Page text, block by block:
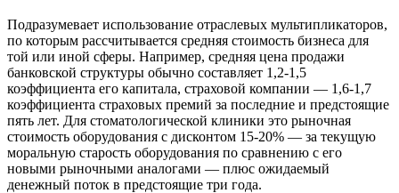
Подразумевает использование отраслевых мультипликаторов,
по которым рассчитывается средняя стоимость бизнеса для
той или иной сферы. Например, средняя цена продажи
банковской структуры обычно составляет 1,2-1,5
коэффициента его капитала, страховой компании — 1,6-1,7
коэффициента страховых премий за последние и предстоящие
пять лет. Для стоматологической клиники это рыночная
стоимость оборудования с дисконтом 15-20% — за текущую
моральную старость оборудования по сравнению с его
новыми рыночными аналогами — плюс ожидаемый
денежный поток в предстоящие три года.